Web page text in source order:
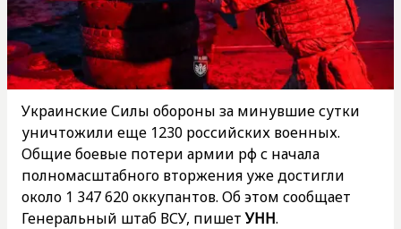
Украинские Силы обороны за минувшие сутки
уничтожили еще 1230 российских военных.
Общие боевые потери армии рф с начала
полномасштабного вторжения уже достигли
около 1 347 620 оккупантов. Об этом сообщает
Генеральный штаб ВСУ, пишетУНН.